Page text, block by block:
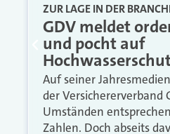
ZUR LAGE IN DER
GDV meldet
und pocht auf
Auf seiner
der Versichererverband
Umständen
Zahlen. Doch abseits